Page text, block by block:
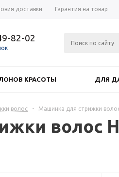
доставки Гарантия на товар
82-02
КРАСОТЫ ДЛЯ
волос - Машинка для стрижки
волос